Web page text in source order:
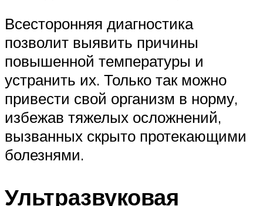
Всесторонняя диагностика
позволит выявить причины
повышенной температуры и
устранить их. Только так можно
привести свой организм в норму,
избежав тяжелых осложнений,
вызванных скрыто протекающими
болезнями.
Ультразвуковая